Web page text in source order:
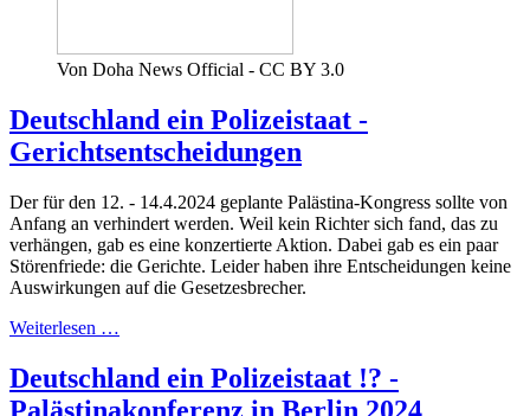
Von Doha News Official - CC BY 3.0
Deutschland ein Polizeistaat -
Gerichtsentscheidungen
Der für den 12. - 14.4.2024 geplante Palästina-Kongress sollte von
Anfang an verhindert werden. Weil kein Richter sich fand, das zu
verhängen, gab es eine konzertierte Aktion. Dabei gab es ein paar
Störenfriede: die Gerichte. Leider haben ihre Entscheidungen keine
Auswirkungen auf die Gesetzesbrecher.
Weiterlesen …
Deutschland ein Polizeistaat !? -